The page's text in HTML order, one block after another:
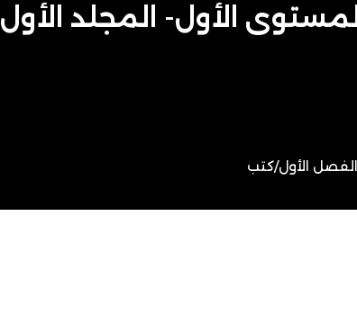
الأول- المجلد الأول
الفصل الأول/كتب